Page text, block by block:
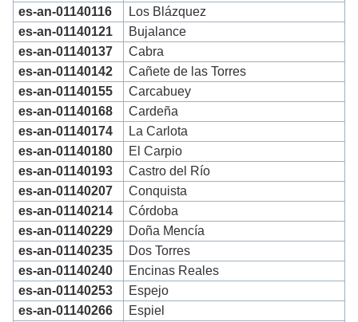
es-an-01140116
Los Blázquez
es-an-01140121
Bujalance
es-an-01140137
Cabra
es-an-01140142
Cañete de las Torres
es-an-01140155
Carcabuey
es-an-01140168
Cardeña
es-an-01140174
La Carlota
es-an-01140180
El Carpio
es-an-01140193
Castro del Río
es-an-01140207
Conquista
es-an-01140214
Córdoba
es-an-01140229
Doña Mencía
es-an-01140235
Dos Torres
es-an-01140240
Encinas Reales
es-an-01140253
Espejo
es-an-01140266
Espiel